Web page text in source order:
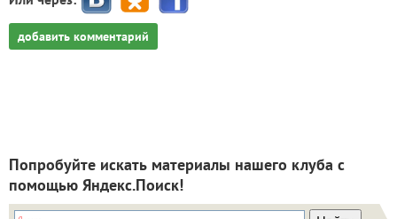
добавить комментарий
Попробуйте искать материалы нашего клуба с
помощью Яндекс.Поиск!